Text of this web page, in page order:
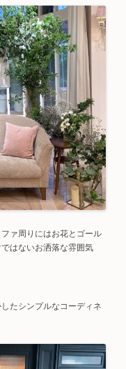
ァ周りにはお花とゴール
はないお洒落な雰囲気
たシンプルなコーディネ